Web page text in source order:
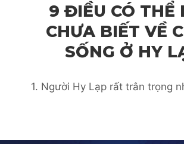
9 ĐIỀU CÓ THỂ
CHƯA BIẾT VỀ
SỐNG Ở HY
1. Người Hy Lạp rất trân trọng